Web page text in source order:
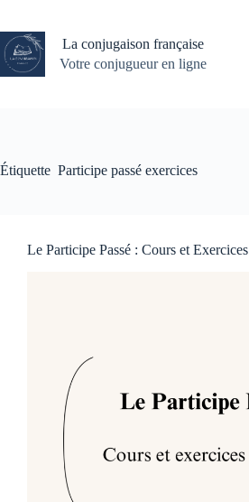
contenu
La conjugaison française
Votre conjugueur en ligne
Étiquette Participe passé exercices
Le Participe Passé : Cours et